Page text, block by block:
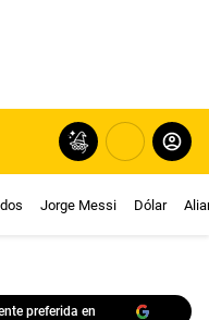
Jorge Messi Dólar
preferida en